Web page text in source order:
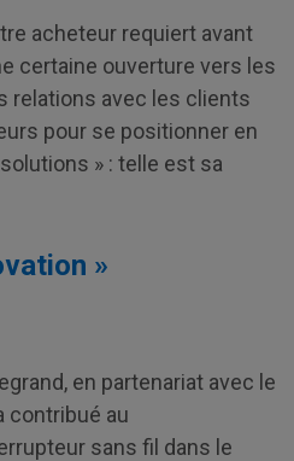
acheteur requiert avant
certaine ouverture vers les
relations avec les clients
pour se positionner en
» : telle est sa
»
en partenariat avec le
contribué au
sans fil dans le